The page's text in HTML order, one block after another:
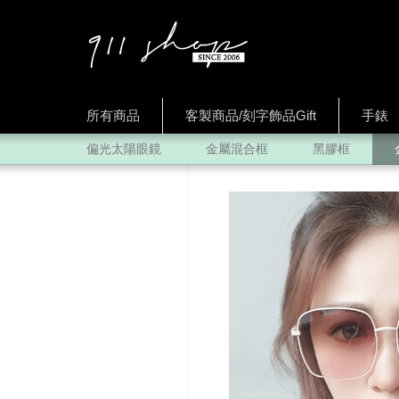
所有商品 客製商品/刻字飾品Gift 手錶
偏光太陽眼鏡 金屬混合框 黑膠框